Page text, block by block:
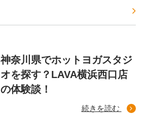
神奈川県でホットヨガスタジ
オを探す？LAVA横浜西口店
の体験談！
続きを読む